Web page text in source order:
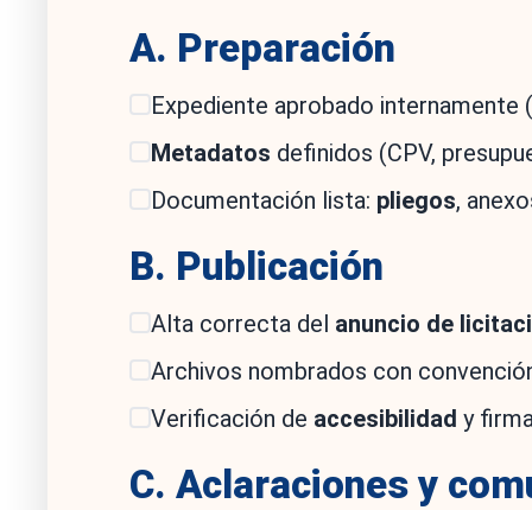
A. Preparación
Expediente aprobado
Metadatos definidos (CPV,
Documentación lista: pliegos,
B. Publicación
Alta correcta del anuncio de
Archivos nombrados con
Verificación de accesibilidad y
C. Aclaraciones y